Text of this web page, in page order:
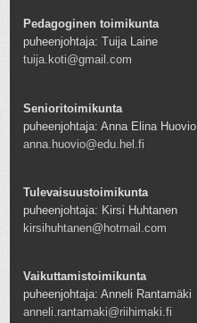
Pedagoginen toimikunta
puheenjohtaja: Tuija Laine
tuija.koti@gmail.com
Senioritoimikunta
puheenjohtaja: Anna Elina Huovio
anna.huovio@edu.hel.fi
Tulevaisuustoimikunta
puheenjohtaja: Kirsi Huhtanen
kirsihuhtanen@hotmail.com
Vaikuttamistoimikunta
puheenjohtaja: Anneli Rantamäki
anneli.rantamaki@riihimaki.fi